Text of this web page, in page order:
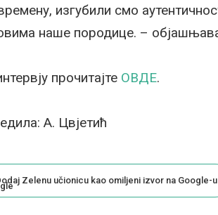
изгубили смо
наше породице. –
прочитајте ОВДЕ.
А. Цвјетић
Zelenu učionicu kao omiljeni izvor na Google-u